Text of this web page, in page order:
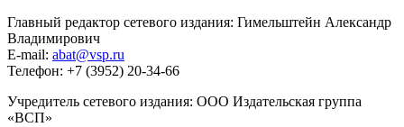
Главный редактор сетевого издания: Гимельштейн Александр
Владимирович
E-mail: abat@vsp.ru
Телефон: +7 (3952) 20-34-66
Учредитель сетевого издания: ООО Издательская группа
«ВСП»